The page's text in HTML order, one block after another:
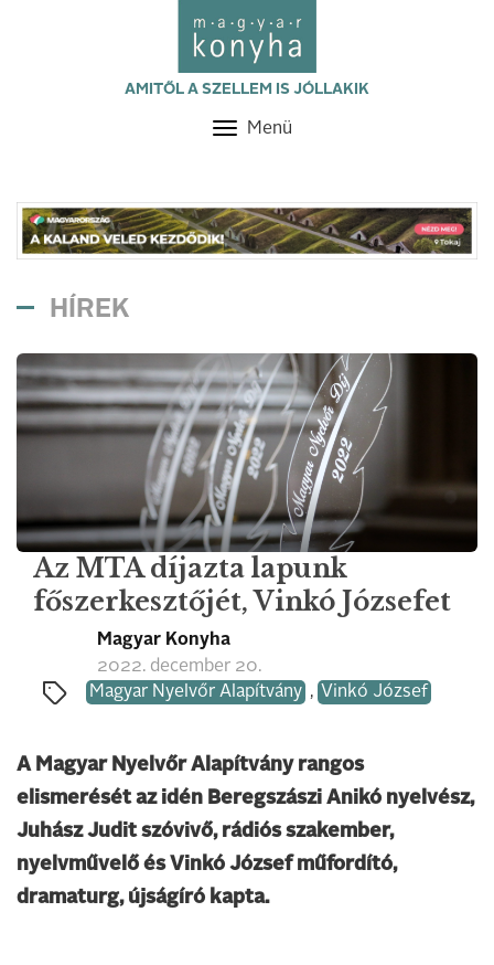
AMITŐL A SZELLEM IS JÓLLAKIK
Toggle
Menü
HÍREK
Az MTA díjazta lapunk
főszerkesztőjét, Vinkó Józsefet
Magyar Konyha
2022. december 20.
Magyar Nyelvőr Alapítvány , Vinkó József
A Magyar Nyelvőr Alapítvány rangos
elismerését az idén Beregszászi Anikó nyelvész,
Juhász Judit szóvivő, rádiós szakember,
nyelvművelő és Vinkó József műfordító,
dramaturg, újságíró kapta.